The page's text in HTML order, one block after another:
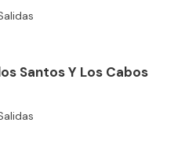
Santos Y Los Cabos